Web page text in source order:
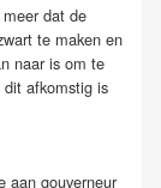
dat de
te maken en
naar is om te
dit afkomstig is
aan gouverneur